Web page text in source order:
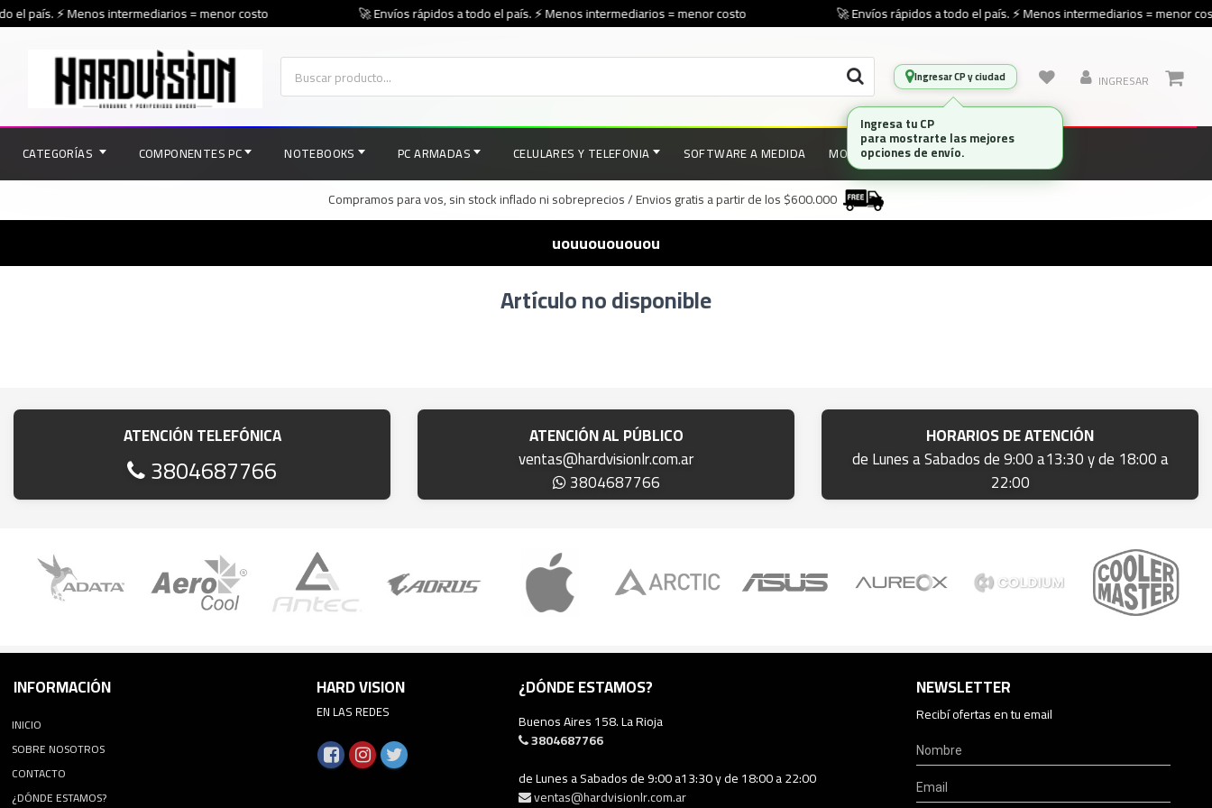
país. ⚡ Menos intermediarios = menor costo 🚀 Envíos rápidos a todo el país. ⚡ Menos intermediarios = menor costo 🚀 Envíos rápidos a todo el país. ⚡ Menos intermediarios = menor
Ingresar CP y ciudad INGRESAR
CATEGORÍAS COMPONENTES PC NOTEBOOKS PC ARMADAS CELULARES Y TELEFONIA SOFTWARE A MEDIDA MONITORES MARCAS
Compramos para vos, sin stock inflado ni sobreprecios / Envios gratis a partir de los $600.000
uouuouououou
Artículo no disponible
ATENCIÓN TELEFÓNICA
3804687766
ATENCIÓN AL PÚBLICO
ventas@hardvisionlr.com.ar
3804687766
HORARIOS DE ATENCIÓN
de Lunes a Sabados de 9:00 a13:30 y de 18:00 a
22:00
INFORMACIÓN
INICIO
SOBRE NOSOTROS
CONTACTO
¿DÓNDE ESTAMOS?
HARD VISION
EN LAS REDES
¿DÓNDE ESTAMOS?
Buenos Aires 158. La Rioja
3804687766
de Lunes a Sabados de 9:00 a13:30 y de 18:00 a 22:00
ventas@hardvisionlr.com.ar
NEWSLETTER
Recibí ofertas en tu email
Ingresa tu CP
para mostrarte las mejores
opciones de envío.